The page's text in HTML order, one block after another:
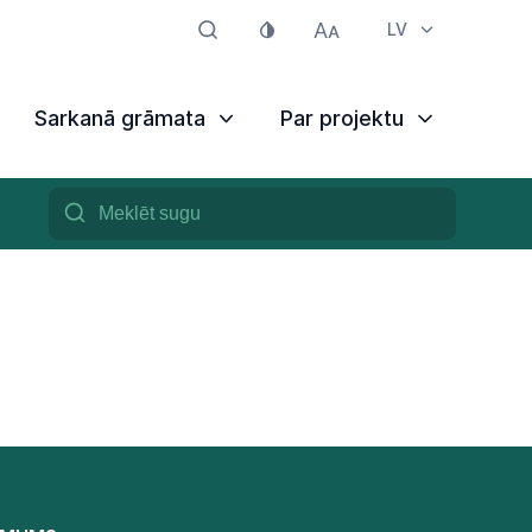
LV
Sarkanā grāmata Par projektu